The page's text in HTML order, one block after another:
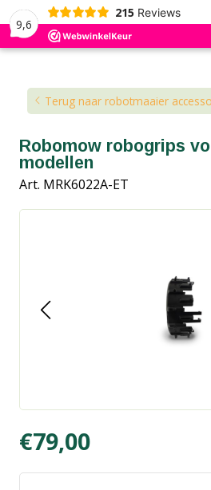
9,6
215 Reviews
Terug naar robotmaaier
Robomow robogrips
modellen
Art. MRK6022A-ET
€79,00